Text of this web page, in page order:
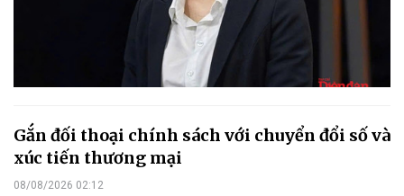
Gắn đối thoại chính sách với chuyển đổi số và
xúc tiến thương mại
08/08/2026 02:12